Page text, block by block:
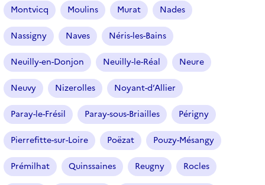
t
i
o
n
n
)
Montvicq Moulins Murat Nades
Nassigny Naves Néris-les-Bains
Neuilly-en-Donjon Neuilly-le-Réal Neure
Neuvy Nizerolles Noyant-d’Allier
Paray-le-Frésil Paray-sous-Briailles Périgny
Pierrefitte-sur-Loire Poëzat Pouzy-Mésangy
Prémilhat Quinssaines Reugny Rocles